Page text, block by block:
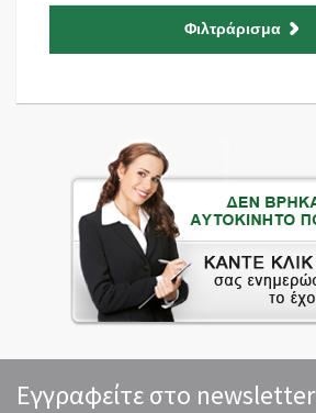
Φιλτράρισμα
Εγγραφείτε στο newsletter